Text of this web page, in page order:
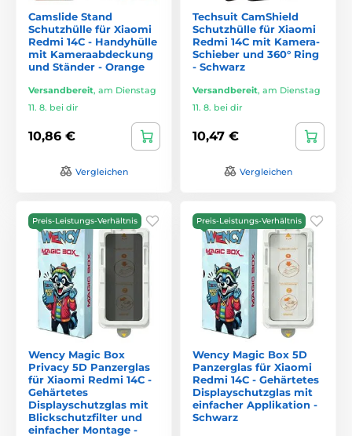
Camslide Stand
Schutzhülle für Xiaomi
Redmi 14C - Handyhülle
mit Kameraabdeckung
und Ständer - Orange
Versandbereit, am Dienstag
11. 8. bei dir
10,86 €
Vergleichen
Techsuit CamShield
Schutzhülle für Xiaomi
Redmi 14C mit Kamera-
Schieber und 360° Ring
- Schwarz
Versandbereit, am Dienstag
11. 8. bei dir
10,47 €
Vergleichen
Preis-Leistungs-Verhältnis
Wency Magic Box
Privacy 5D Panzerglas
für Xiaomi Redmi 14C -
Gehärtetes
Displayschutzglas mit
Blickschutzfilter und
einfacher Montage -
Preis-Leistungs-Verhältnis
Wency Magic Box 5D
Panzerglas für Xiaomi
Redmi 14C - Gehärtetes
Displayschutzglas mit
einfacher Applikation -
Schwarz